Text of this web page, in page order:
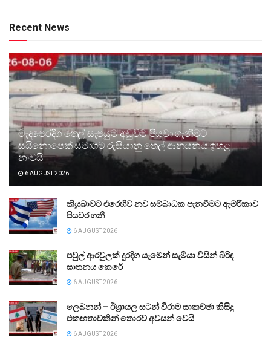
Recent News
මැදපෙරදිග තෙල් සැපයුම අඩුවීම පියවා ගැනීමට
සයිනොපෙක් සමාගම රුසියානු තෙල් ආනයනය ඉහළ
නංවයි
6 AUGUST 2026
කියුබාවට එරෙහිව නව සම්බාධක පැනවීමට ඇමරිකාව
පියවර ගනී
6 AUGUST 2026
පවුල් ආරවුලක් දුරදිග යෑමෙන් සැමියා විසින් බිරිඳ
ඝාතනය කෙරේ
6 AUGUST 2026
ලෙබනන් – ඊශ්‍රායල සටන් විරාම සාකච්ඡා කිසිදු
එකඟතාවකින් තොරව අවසන් වෙයි
6 AUGUST 2026